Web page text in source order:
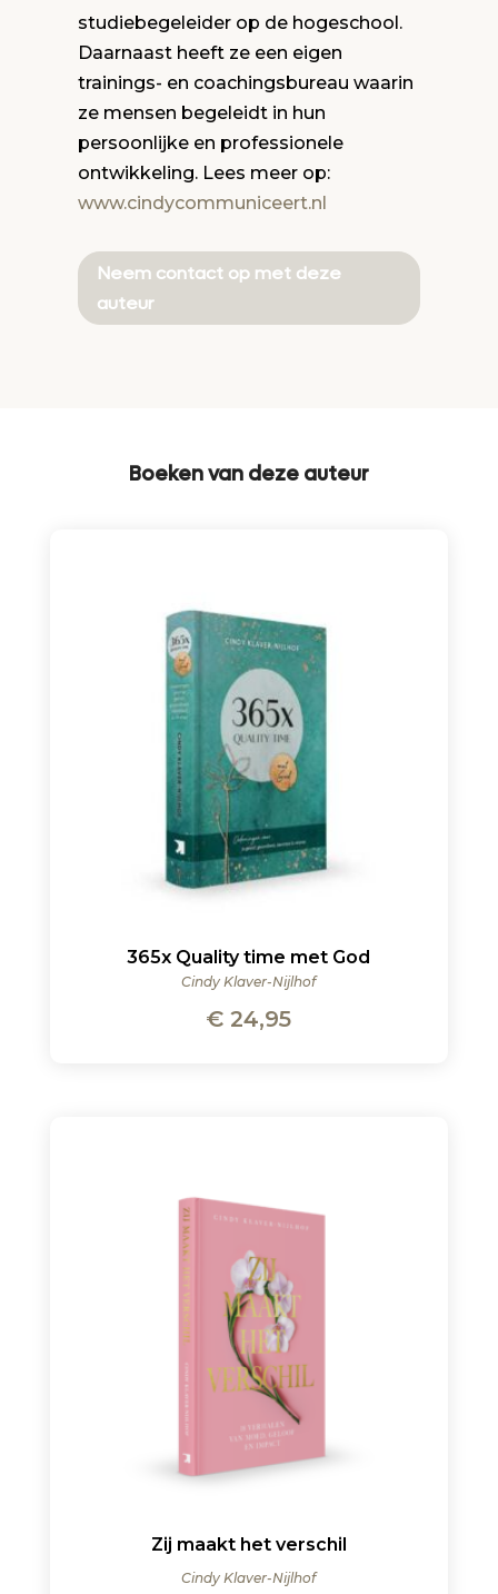
studiebegeleider op de hogeschool.
Daarnaast heeft ze een eigen
trainings- en coachingsbureau waarin
ze mensen begeleidt in hun
persoonlijke en professionele
ontwikkeling. Lees meer op:
www.cindycommuniceert.nl
Neem contact op met deze
auteur
Boeken van deze auteur
365x Quality time met God
Cindy Klaver-Nijlhof
€ 24,95
Zij maakt het verschil
Cindy Klaver-Nijlhof